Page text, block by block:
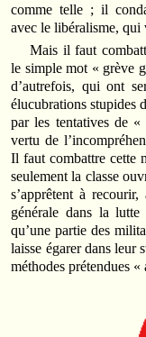
comme telle ; il
avec le libéralisme, qui
Mais il faut
le simple mot « grève
d’autrefois, qui ont
élucubrations stupides
par les tentatives de
vertu de
Il faut combattre cette
seulement la classe
s’apprêtent à
générale dans la
qu’une partie des
laisse égarer dans leur
méthodes prétendues «